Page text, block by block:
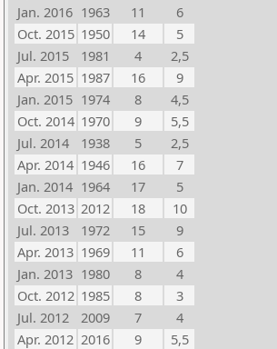
Jan. 2016 1963 11
6
Oct. 2015 1950 14
5
Jul. 2015
1981 4
2,5
Apr. 2015 1987 16
9
Jan. 2015 1974 8
4,5
Oct. 2014 1970 9
5,5
Jul. 2014
1938 5
2,5
Apr. 2014 1946 16
7
Jan. 2014 1964 17
5
Oct. 2013 2012 18
10
Jul. 2013
1972 15
9
Apr. 2013 1969 11
6
Jan. 2013 1980 8
4
Oct. 2012 1985 8
3
Jul. 2012
2009 7
4
Apr. 2012 2016 9
5,5